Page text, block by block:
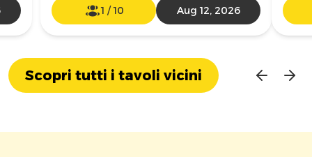
1 /10 Aug 12, 2026
Scopri tutti i tavoli vicini